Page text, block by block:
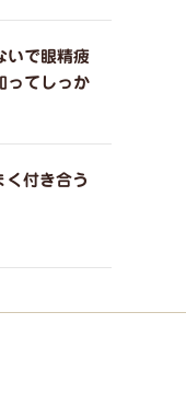
いで眼精疲
ってしっか
く付き合う